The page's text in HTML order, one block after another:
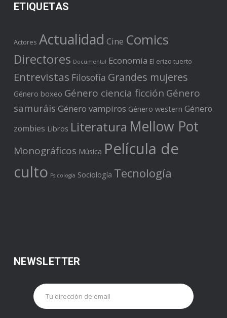
ETIQUETAS
Actores Actualidad Cine Comics
Directores Documental Economía El erizo tuerto
Entrevistas Filosofía Grandes mujeres
Género boxeo Género ciencia ficción Género
samuráis Género vampiros Género western Género
zombies Libros Literatura Mellow Pot
Monográficos Música Película de
culto Psicología Sociología Tecnología
NEWSLETTER